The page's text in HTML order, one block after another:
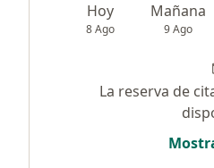
Hoy
8 Ago
Mañana
9 Ago
La reserva de